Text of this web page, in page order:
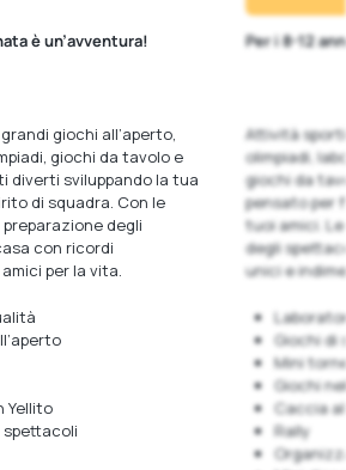
è un’avventura!
giochi all’aperto,
giochi da tavolo e
diverti sviluppando la tua
di squadra. Con le
degli
con ricordi
per la vita.
Yellito
Per i 8-12
Attività
olimpiadi,
giochi da
pensato per
tuoi amici.
degli
unici e
Giochi di
Mini
Giochi
Caccia
Rally